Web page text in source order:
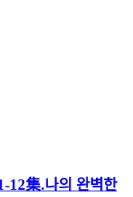
集.나의 완벽한